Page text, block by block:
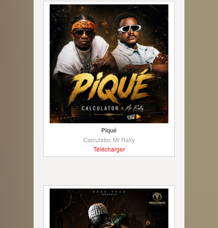
Piqué
Calculator, Mr Rally
Télécharger